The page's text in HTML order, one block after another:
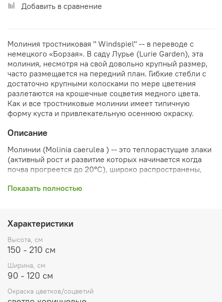
Добавить в сравнение
Молиния тростниковая " Windspiel" -- в переводе с
немецкого «Борзая». В саду Лурье (Lurie Garden), эта
молиния, несмотря на свой довольно крупный размер,
часто размещается на передний план. Гибкие стебли с
достаточно крупными колосками по мере цветения
разлетаются на крошечные соцветия медного цвета.
Как и все тростниковые молинии имеет типичную
форму куста и привлекательную осеннюю окраску.
Описание
Молинии (Molinia caerulea ) -- это теплорастущие злаки
(активный рост и развитие которых начинается когда
почва прогреется до 20ºС), широко распространены,
Европе. Род назван в честь Хуана Игнасио Молина,
молинии они темные с разными оттенками в
зависимости от сорта. Идеальны для нашего региона,
благоприятны к влажным и прохладным летним
условиям, отзывчивы на полив, переносят засушливые
нарастание кочки, поэтому с данным видом лучше
приобретать взрослые экземпляры. Прочные стебли
Молинии в течение всего сезона удерживают нежные
соломенные метелки над кочкой темно-зеленой
Показать полностью
Характеристики
Высота, см
150 - 210 см
Ширина, см
90 - 120 см
Окраска цветков/соцветий